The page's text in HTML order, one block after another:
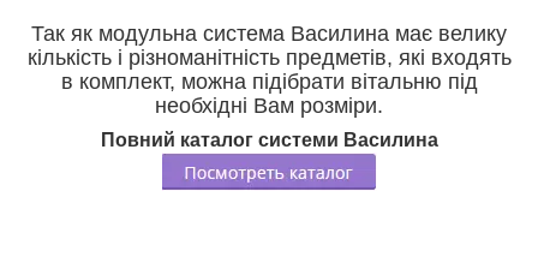
Так як модульна система Василина має велику
кількість і різноманітність предметів, які входять
в комплект, можна підібрати вітальню під
необхідні Вам розміри.
Повний каталог системи Василина